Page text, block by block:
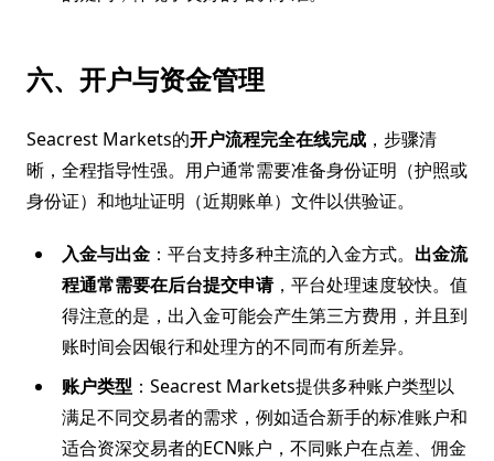
六、开户与资金管理
Seacrest Markets的开户流程完全在线完成 ，步骤清
晰，全程指导性强。用户通常需要准备身份证明（护照或
身份证）和地址证明（近期账单）文件以供验证。
入金与出金 ：平台支持多种主流的入金方式。 出金流
程通常需要在后台提交申请，平台处理速度较快。值
得注意的是，出入金可能会产生第三方费用，并且到
账时间会因银行和处理方的不同而有所差异。
账户类型 ：Seacrest Markets提供多种账户类型以
满足不同交易者的需求，例如适合新手的标准账户和
适合资深交易者的ECN账户，不同账户在点差、佣金